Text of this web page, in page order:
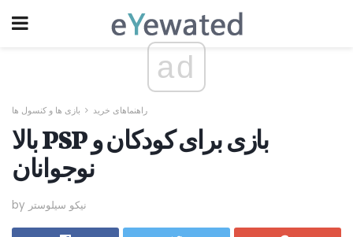
ad
راهنماهای خرید بازی ها و کنسول ها
بالا PSP بازی برای کودکان و
نوجوانان
by نیکو سیلوستر